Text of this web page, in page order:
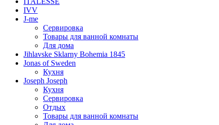
IVV
J-me
Сервировка
Товары для ванной комнаты
Для дома
Jihlavske Sklarny Bohemia 1845
Jonas of Sweden
Кухня
Joseph Joseph
Кухня
Сервировка
Отдых
Товары для ванной комнаты